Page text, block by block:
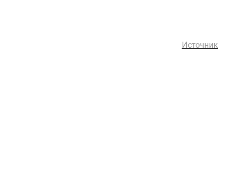
Источник